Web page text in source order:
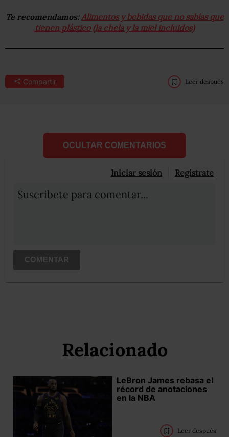
Te recomendamos: Alimentos y bebidas que no sabías que
tienen plástico (la chela y la miel incluidos)
Compartir Leer después
OCULTAR COMENTARIOS
Iniciar sesión Registrate
Suscribete para comentar...
COMENTAR
Relacionado
LeBron James rebasa el
récord de anotaciones
en la NBA
Leer después